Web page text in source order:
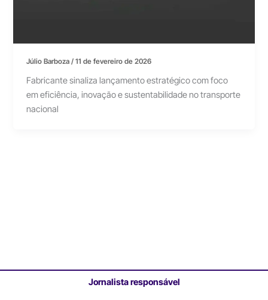
Júlio Barboza/11 de fevereiro de 2026
Fabricante sinaliza lançamento estratégico com foco
em eficiência, inovação e sustentabilidade no transporte
nacional
Jornalista responsável